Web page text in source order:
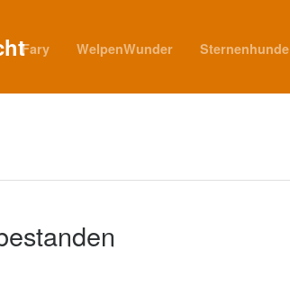
Fary WelpenWunder Sternenhunde